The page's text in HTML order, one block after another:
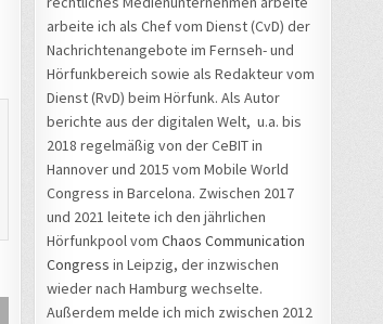
arbeite ich als Chef vom Dienst (CvD) der
Nachrichtenangebote im Fernseh- und
Hörfunkbereich sowie als Redakteur vom
Dienst (RvD) beim Hörfunk. Als Autor
berichte aus der digitalen Welt, u.a. bis
2018 regelmäßig von der CeBIT in
Hannover und 2015 vom Mobile World
Congress in Barcelona. Zwischen 2017
und 2021 leitete ich den jährlichen
Hörfunkpool vom Chaos Communication
Congress in Leipzig, der inzwischen
wieder nach Hamburg wechselte.
Außerdem melde ich mich zwischen 2012